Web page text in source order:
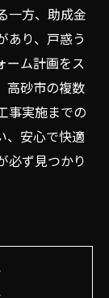
一方、助成金
あり、戸惑う
ーム計画をス
高砂市の複数
事実施までの
、安心で快適
必ず見つかり